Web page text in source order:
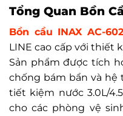
Tổng Quan Bồn
Bồn cầu INAX AC-
LINE cao cấp với thiết
Sản phẩm được tích
chống bám bẩn và hệ
tiết kiệm nước 3.0L/
cho các phòng vệ